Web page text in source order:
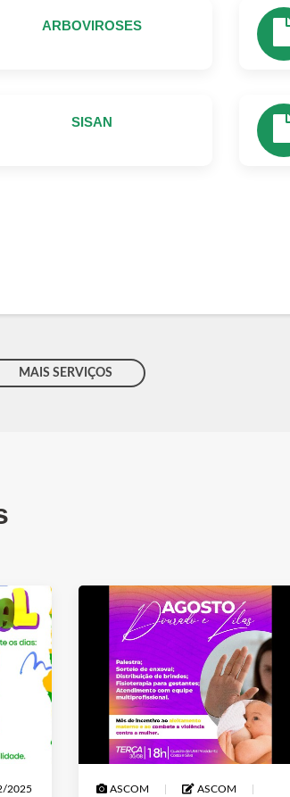
ARBOVIROSES
SISAN
MAIS SERVIÇOS
2025 ASCOM
ASCOM